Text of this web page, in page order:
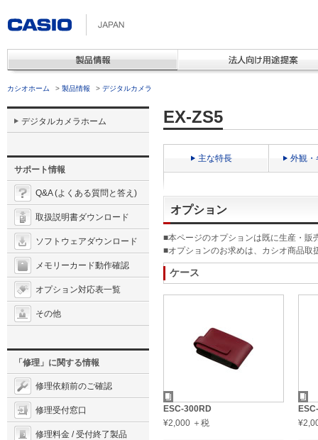
カシオホーム >製品情報 >デジタルカメラ
EX-ZS5
主な特長 外観・
オプション
■本ページのオプションは既に生産・販
■オプションのお求めは、カシオ商品取
ケース
ESC-300RD
¥2,000 ＋税
デジタルカメラホーム
サポート情報
Q&A (よくある質問と答え)
取扱説明書ダウンロード
ソフトウェアダウンロード
メモリーカード動作確認
オプション対応表一覧
その他
「修理」に関する情報
修理依頼前のご確認
修理受付窓口
修理料金 / 受付終了製品